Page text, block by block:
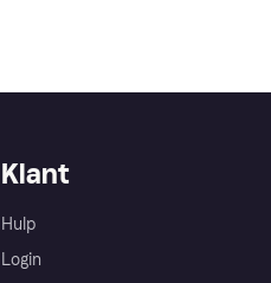
Klant
Hulp
Login